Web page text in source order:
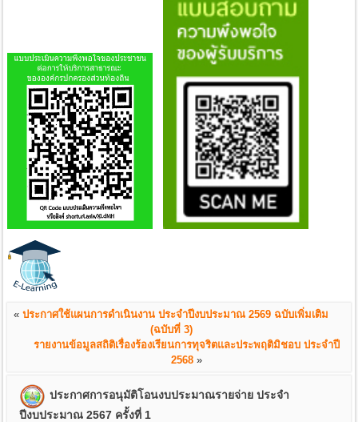
«ประกาศใช้แผนการดำเนินงาน ประจำปีงบประมาณ 2569 ฉบับเพิ่มเติม
(ฉบับที่ 3)
รายงานข้อมูลสถิติเรื่องร้องเรียนการทุจริตและประพฤติมิชอบ ประจำปี
2568 »
ประกาศการอนุมัติโอนงบประมาณรายจ่าย ประจำ
ปีงบประมาณ 2567 ครั้งที่ 1